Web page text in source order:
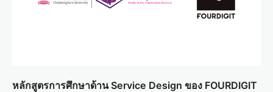
หลักสูตรการศึกษาด้าน Service Design ของ FOURDIGIT